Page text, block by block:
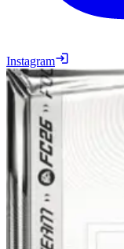
Instagram